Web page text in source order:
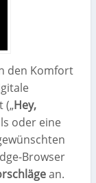
den Komfort
(„Hey,
oder eine
Browser
an.